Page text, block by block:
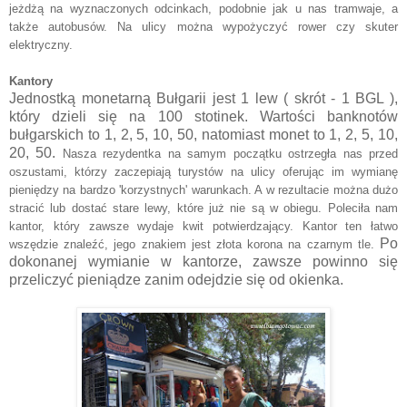
jeżdżą na wyznaczonych odcinkach, podobnie jak u nas tramwaje, a
także autobusów. Na ulicy można wypożyczyć rower czy skuter
elektryczny.
Kantory
Jednostką monetarną Bułgarii jest 1 lew ( skrót - 1 BGL ),
który dzieli się na 100 stotinek. Wartości banknotów
bułgarskich to 1, 2, 5, 10, 50, natomiast monet to 1, 2, 5, 10,
20, 50.
Nasza rezydentka na samym początku ostrzegła nas przed
oszustami, którzy zaczepiają turystów na ulicy oferując im wymianę
pieniędzy na bardzo 'korzystnych' warunkach. A w rezultacie można dużo
stracić lub dostać stare lewy, które już nie są w obiegu. Poleciła nam
kantor, który zawsze wydaje kwit potwierdzający. Kantor ten łatwo
wszędzie znaleźć, jego znakiem jest złota korona na czarnym tle.
Po
dokonanej wymianie w kantorze, zawsze powinno się
przeliczyć pieniądze zanim odejdzie się od okienka.